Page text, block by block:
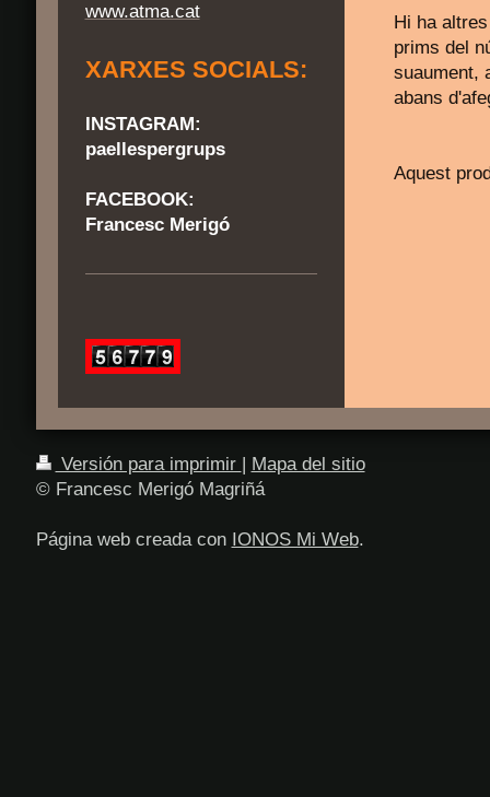
Hi ha
prims del
suaument,
abans
Aquest
www.atma.cat
XARXES SOCIALS:
INSTAGRAM:
paellespergrups
FACEBOOK:
Francesc Merigó
Versión para imprimir
Mapa del sitio
© Francesc Merigó Magriñá
Página web creada con IONOS Mi Web.